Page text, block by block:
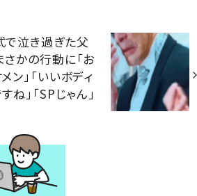
で泣き過ぎた父
かの行動に「お
ン」「いいボディ
ね」「SPじゃん」